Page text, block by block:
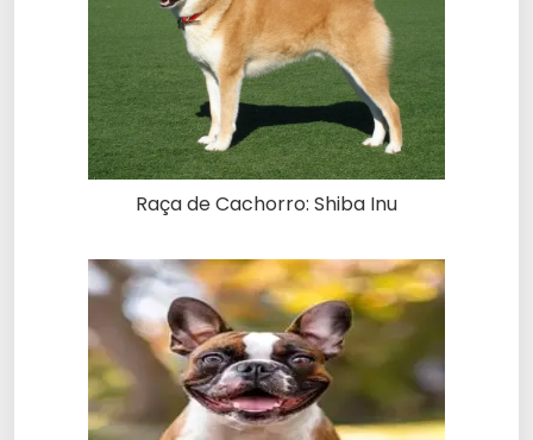
Raça de Cachorro: Shiba Inu